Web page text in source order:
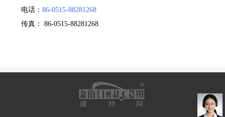
电话： 86-0515-88281268
传真：
86-0515-88281268